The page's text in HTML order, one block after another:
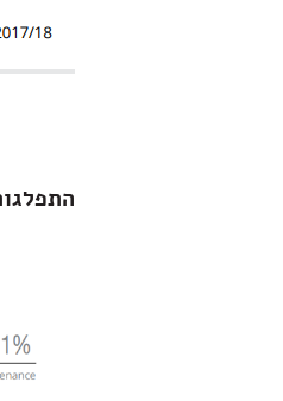
התפלגות